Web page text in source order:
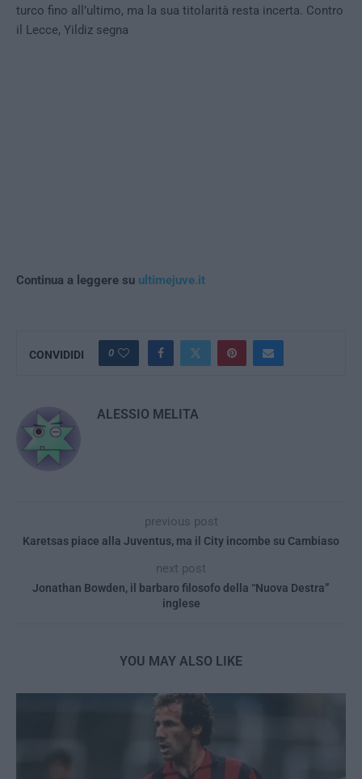
turco fino all’ultimo, ma la sua titolarità resta incerta. Contro
il Lecce, Yildiz segna
Continua a leggere su ultimejuve.it
CONVIDIDI 0
ALESSIO MELITA
previous post
Karetsas piace alla Juventus, ma il City incombe su Cambiaso
next post
Jonathan Bowden, il barbaro filosofo della “Nuova Destra”
inglese
YOU MAY ALSO LIKE